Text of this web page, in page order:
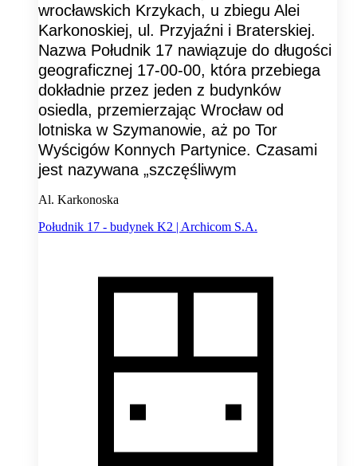
wrocławskich Krzykach, u zbiegu Alei
Karkonoskiej, ul. Przyjaźni i Braterskiej.
Nazwa Południk 17 nawiązuje do długości
geograficznej 17-00-00, która przebiega
dokładnie przez jeden z budynków
osiedla, przemierzając Wrocław od
lotniska w Szymanowie, aż po Tor
Wyścigów Konnych Partynice. Czasami
jest nazywana „szczęśliwym
Al. Karkonoska
Południk 17 - budynek K2 | Archicom S.A.